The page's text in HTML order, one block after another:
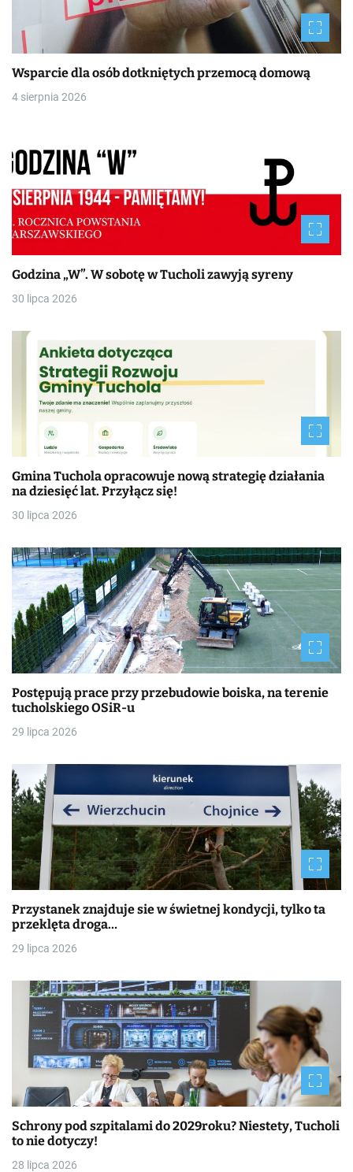
Wsparcie dla osób dotkniętych przemocą domową
4 sierpnia 2026
Godzina „W”. W sobotę w Tucholi zawyją syreny
30 lipca 2026
Gmina Tuchola opracowuje nową strategię działania
na dziesięć lat. Przyłącz się!
30 lipca 2026
Postępują prace przy przebudowie boiska, na terenie
tucholskiego OSiR-u
29 lipca 2026
Przystanek znajduje sie w świetnej kondycji, tylko ta
przeklęta droga…
29 lipca 2026
Schrony pod szpitalami do 2029roku? Niestety, Tucholi
to nie dotyczy!
28 lipca 2026